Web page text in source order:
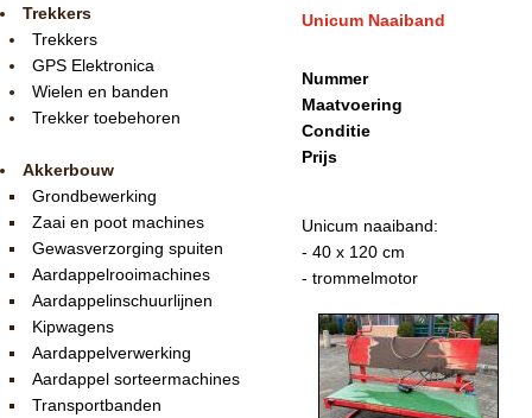
Trekkers
Trekkers
GPS Elektronica
Wielen en banden
Trekker toebehoren
Akkerbouw
Grondbewerking
Zaai en poot machines
Gewasverzorging spuiten
Aardappelrooimachines
Aardappelinschuurlijnen
Kipwagens
Aardappelverwerking
Aardappel sorteermachines
Transportbanden
Unicum Naaiband
Nummer
Maatvoering
Conditie
Prijs
Unicum naaiband:
- 40 x 120 cm
- trommelmotor